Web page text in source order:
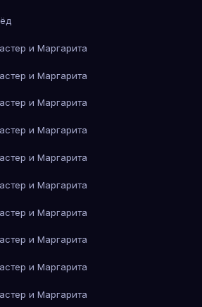
и Маргарита
и Маргарита
и Маргарита
и Маргарита
и Маргарита
и Маргарита
и Маргарита
и Маргарита
и Маргарита
и Маргарита